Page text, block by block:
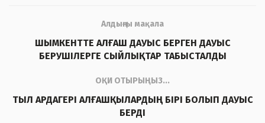
Алдыңғы мақала
ШЫМКЕНТТЕ АЛҒАШ ДАУЫС БЕРГЕН ДАУЫС
БЕРУШІЛЕРГЕ СЫЙЛЫҚТАР ТАБЫСТАЛДЫ
ОҚИ ОТЫРЫҢЫЗ...
ТЫЛ АРДАГЕРІ АЛҒАШҚЫЛАРДЫҢ БІРІ БОЛЫП ДАУЫС
БЕРДІ